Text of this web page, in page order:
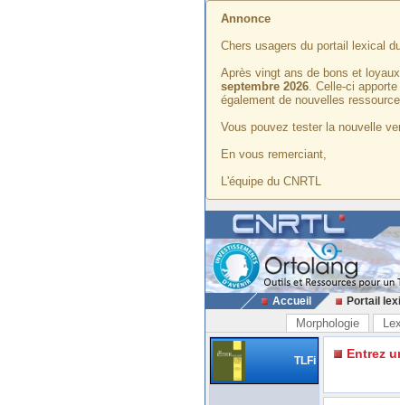
Annonce
Chers usagers du portail lexical
Après vingt ans de bons et
septembre 2026. Celle-ci
également de nouvelles
Vous pouvez tester la nouvelle
En vous remerciant,
L'équipe du CNRTL
Accueil Portail
Morphologie
TLFi Entrez